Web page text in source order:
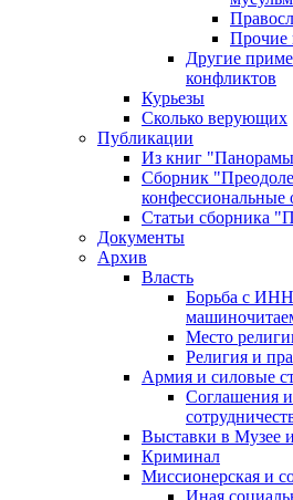
Прочие
Другие
конфликтов
Курьезы
Сколько верующих
Публикации
Из книг
Сборник
конфессиональные
Статьи сборника
Документы
Архив
Власть
Борьба с
Место
Религия и
Армия и силовые
Соглашения
Выставки в Музее
Криминал
Миссионерская и